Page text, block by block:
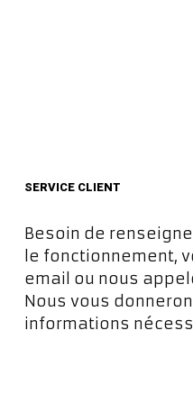
SERVICE CLIENT
Besoin de
le fonctionnement,
email ou nous
Nous vous
informations